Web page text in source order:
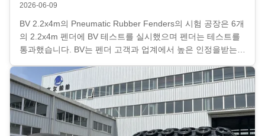
2026-06-09
BV 2.2x4m의 Pneumatic Rubber Fenders의 시험 공장은 6개
의 2.2x4m 펜더에 BV 테스트를 실시했으며 펜더는 테스트를
통과했습니다. BV는 펜더 고객과 업계에서 높은 인정을받는
합니다.. 고객들은 우리의 펜더에 매우 만족합니다....